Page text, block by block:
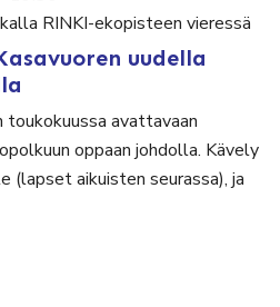
RINKI-ekopisteen vieressä
uudella
avattavaan
oppaan johdolla. Kävely
(lapset aikuisten seurassa), ja